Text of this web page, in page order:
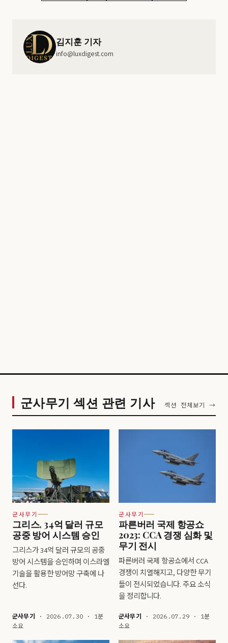
김지훈 기자
info@luxdigest.com
군사무기 섹션 관련 기사 섹션 전체보기 →
군사무기
그리스, 34억 달러 규모
공중 방어 시스템 승인
그리스가 34억 달러 규모의 공중
방어 시스템을 승인하며 이스라엘
기술을 활용한 방어망 구축에 나
선다.
군사무기 · 2026.07.30 · 1분
소요
군사무기
파른버러 국제 항공쇼
2023: CCA 경쟁 심화 및
무기 전시
파른버러 국제 항공쇼에서 CCA
경쟁이 치열해지고, 다양한 무기
들이 전시되었습니다. 주요 소식
을 정리합니다.
군사무기 · 2026.07.29 · 1분
소요